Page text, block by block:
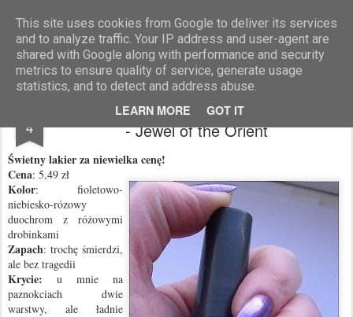
This site uses cookies from Google to deliver its services
and to analyze traffic. Your IP address and user-agent are
shared with Google along with performance and security
metrics to ensure quality of service, generate usage
statistics, and to detect and address abuse.
LEARN MORE GOT IT
Blog Moniszona
4
Lakier Sensique z kolekcji Oriental Dream
- Jewel of the Orient
Świetny lakier za niewielka cenę!
Cena: 5,49 zł
Kolor: fioletowo-
niebiesko-rózowy
duochrom z różowymi
drobinkami
Zapach: trochę śmierdzi,
ale bez tragedii
Krycie: u mnie na
paznokciach dwie
warstwy, ale ładnie